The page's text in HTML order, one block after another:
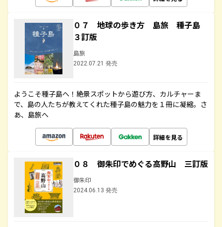
０７ 地球の歩き方 島旅 種子島
３訂版
島旅
2022.07.21 発売
ようこそ種子島へ！絶景スポットから遊び方、カルチャーま
で、島の人たちが教えてくれた種子島の魅力を１冊に凝縮。さ
あ、島旅へ
詳細を見る
０８ 御朱印でめぐる高野山 三訂版
御朱印
2024.06.13 発売